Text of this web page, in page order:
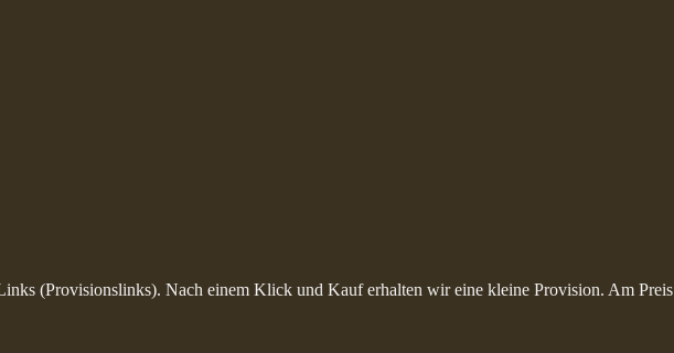
(Provisionslinks). Nach einem Klick und Kauf erhalten wir eine kleine Provision. Am